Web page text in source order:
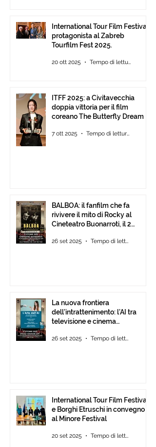
International Tour Film Festival
protagonista al Zabreb
Tourfilm Fest 2025.
20 ott 2025 Tempo di lettura: 1 min
ITFF 2025: a Civitavecchia
doppia vittoria per il film
coreano The Butterfly Dream
7 ott 2025 Tempo di lettura: 4 min
BALBOA: il fanfilm che fa
rivivere il mito di Rocky al
Cineteatro Buonarroti, il 2
26 set 2025 Tempo di lettura: 1 min
La nuova frontiera
dell’intrattenimento: l’AI tra
televisione e cinema
26 set 2025 Tempo di lettura: 1 min
International Tour Film Festival
e Borghi Etruschi in convegno
al Minore Festival
20 set 2025 Tempo di lettura: 1 min